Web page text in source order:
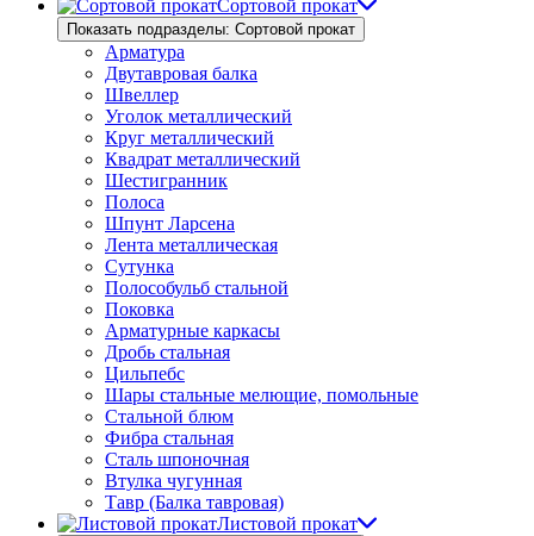
Сортовой прокат
Показать подразделы: Сортовой прокат
Арматура
Двутавровая балка
Швеллер
Уголок металлический
Круг металлический
Квадрат металлический
Шестигранник
Полоса
Шпунт Ларсена
Лента металлическая
Сутунка
Полособульб стальной
Поковка
Арматурные каркасы
Дробь стальная
Цильпебс
Шары стальные мелющие, помольные
Стальной блюм
Фибра стальная
Сталь шпоночная
Втулка чугунная
Тавр (Балка тавровая)
Листовой прокат